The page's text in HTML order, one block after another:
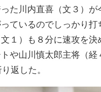
た川内直喜（文３）が
っているのでしっかり
１）も８分に速攻を
や山川慎太郎主将（
返した。